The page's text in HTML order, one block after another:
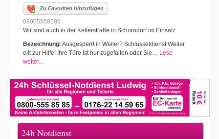
Zu Favoriten hinzufügen
08005558585
Wir sind auch in der Kelterstraße in Schorndorf im Einsatz
Bezeichnung: Ausgesperrt in Weiler? Schlüsseldienst Weiler
eilt zur Hilfe! Ihre Türe ist nur zugefallen oder Sie… Lese
weiter...
24h Notdienst